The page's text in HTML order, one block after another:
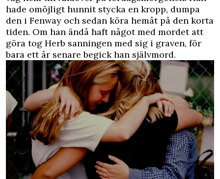
hade omöjligt hunnit stycka en kropp, dumpa
den i Fenway och sedan köra hemåt på den korta
tiden. Om han ändå haft något med mordet att
göra tog Herb sanningen med sig i graven, för
bara ett år senare begick han självmord.